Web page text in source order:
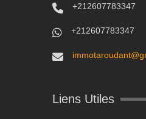
+212607783347
+212607783347
Liens Utiles